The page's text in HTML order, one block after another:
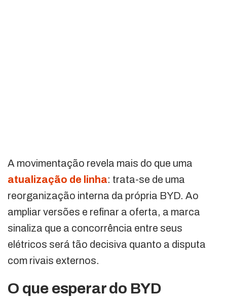
A movimentação revela mais do que uma
atualização de linha: trata-se de uma
reorganização interna da própria BYD. Ao
ampliar versões e refinar a oferta, a marca
sinaliza que a concorrência entre seus
elétricos será tão decisiva quanto a disputa
com rivais externos.
O que esperar do BYD